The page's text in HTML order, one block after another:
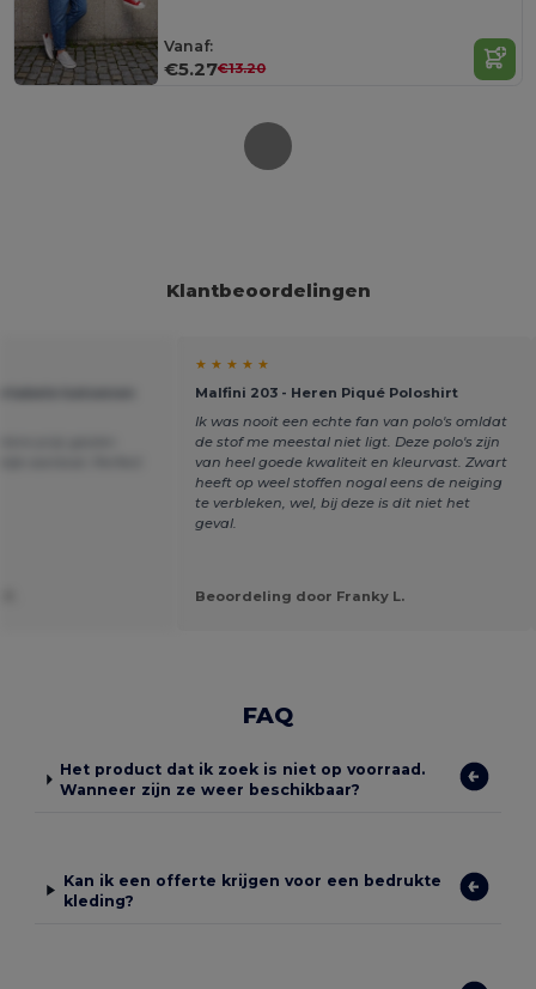
Vanaf:
€5.27€13.20
Klantbeoordelingen
★ ★ ★ ★ ★
Malfini 203 - Heren Piqué Poloshirt
Ik was nooit een echte fan van polo's omldat
de stof me meestal niet ligt. Deze polo's zijn
van heel goede kwaliteit en kleurvast. Zwart
heeft op weel stoffen nogal eens de neiging
te verbleken, wel, bij deze is dit niet het
geval.
Beoordeling door Franky L.
FAQ
Het product dat ik zoek is niet op voorraad.
Wanneer zijn ze weer beschikbaar?
Kan ik een offerte krijgen voor een bedrukte
kleding?